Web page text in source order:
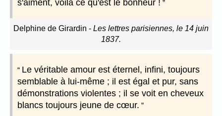
s'aiment, voilà ce qu'est le bonheur !
Delphine de Girardin - Les lettres parisiennes, le 14 juin
1837.
Le véritable amour est éternel, infini, toujours
semblable à lui-même ; il est égal et pur, sans
démonstrations violentes ; il se voit en cheveux
blancs toujours jeune de cœur.